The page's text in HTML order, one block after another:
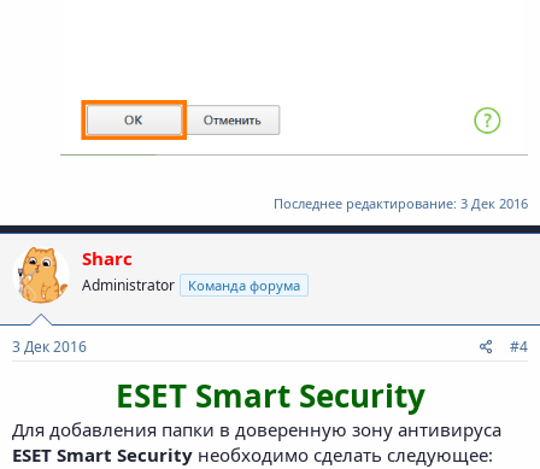
Последнее редактирование: 3 Дек 2016
Sharc
Administrator Команда форума
3 Дек 2016 #4
ESET Smart Security
Для добавления папки в доверенную зону антивируса
ESET Smart Security необходимо сделать следующее: